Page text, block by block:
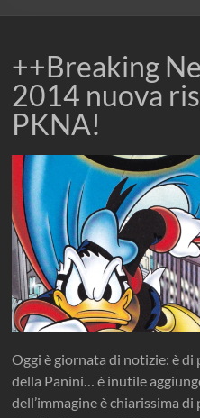
++Breaking
2014 nuova
PKNA!
Oggi è giornata di notizie: è di
della Panini… è inutile
dell’immagine è chiarissima di